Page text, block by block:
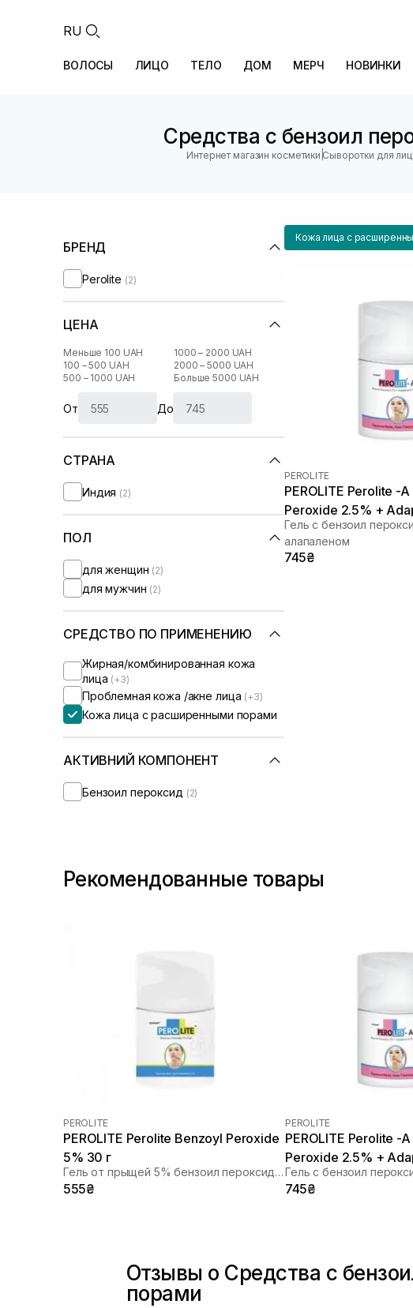
RU
ВОЛОСЫ ЛИЦО ТЕЛО ДОМ МЕРЧ НОВИНКИ
Средства с бензоил
Интернет магазин косметики |Сыворотки для
БРЕНД
Perolite (2)
ЦЕНА
Меньше 100 UAH
100 – 500 UAH
500 – 1000 UAH
1000 – 2000 UAH
2000 – 5000 UAH
Больше 5000 UAH
От До
СТРАНА
Индия (2)
ПОЛ
для женщин (2)
для мужчин (2)
СРЕДСТВО ПО ПРИМЕНЕНИЮ
Жирная/комбинированная кожа
лица (+3)
Проблемная кожа /акне лица (+3)
Кожа лица с расширенными порами
АКТИВНИЙ КОМПОНЕНТ
Бензоил пероксид (2)
Кожа лица с
PEROLITE
PEROLITE Perolite -
Peroxide 2.5% +
Гель с бензоил
алапаленом
745₴
Рекомендованные товары
PEROLITE
PEROLITE Perolite Benzoyl Peroxide
5% 30 г
Гель от прыщей 5% бензоил пероксидом
555₴
PEROLITE
PEROLITE Perolite -
Peroxide 2.5% +
745₴
Отзывы о Средства с
порами